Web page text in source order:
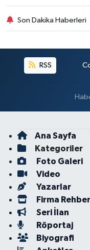
Son Dakika Haberleri
RSS
Ana Sayfa
Kategoriler
Foto Galeri
Video
Yazarlar
Firma
Seri İlan
Röportaj
Biyografi